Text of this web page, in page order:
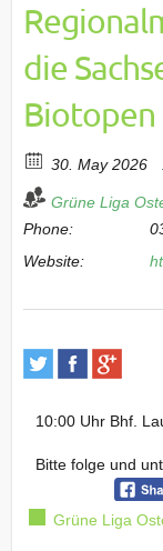
die
Biotopen
30. May 2026
Grüne Liga
Phone:
Website:
10:00 Uhr Bhf.
Bitte folge und
Grüne Liga